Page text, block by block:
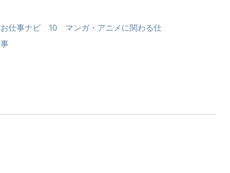
お仕事ナビ 10 マンガ・アニメに関わる仕
事